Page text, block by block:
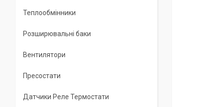
Теплообмінники
Розширювальні баки
Вентилятори
Пресостати
Датчики Реле Термостати